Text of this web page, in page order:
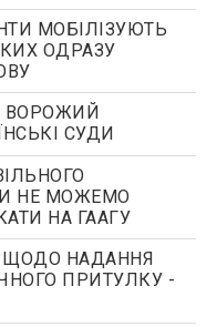
МОБІЛІЗУЮТЬ
ОДРАЗУ
ВОРОЖИЙ
СУДИ
НЕ МОЖЕМО
НА ГААГУ
ЩОДО НАДАННЯ
ПРИТУЛКУ -